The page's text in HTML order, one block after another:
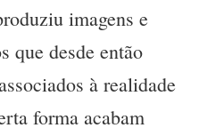
imagens e
que desde então
à realidade
forma acabam